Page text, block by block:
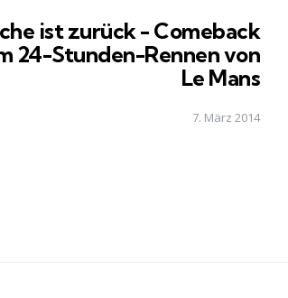
ist zurück - Comeback
24-Stunden-Rennen von
Le Mans
7. März 2014